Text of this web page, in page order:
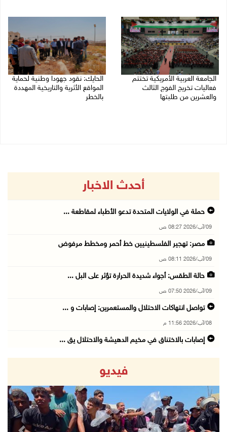
الجامعة العربية الأمريكية تختتم
فعاليات تخريج الفوج الثالث
والعشرين من طلبتها
الحايك: نقود جهودا وطنية لحماية
المواقع الأثرية والتاريخية المهددة
بالخطر
أحدث الاخبار
حملة في الولايات المتحدة تدعو الأطباء لمقاطعة ...
09/آب/2026 08:27 ص
مصر: تهجير الفلسطينيين خط أحمر ومخطط مرفوض
09/آب/2026 08:11 ص
حالة الطقس: أجواء شديدة الحرارة تؤثر على البل ...
09/آب/2026 07:50 ص
تواصل انتهاكات الاحتلال والمستعمرين: إصابات و ...
08/آب/2026 11:56 م
إصابات بالاختناق في مخيم الدهيشة والاحتلال يق ...
قوات الاحتلال تقتحم مدينة البيرة
08/آب/2026 10:58 م
هيئة الجدار: الاحتلال يطرح عطاءً لبناء 627 وح ...
08/آب/2026 10:41 م
فيديو